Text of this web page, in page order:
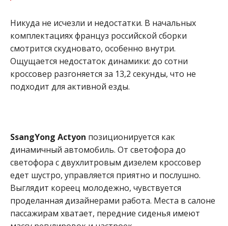
Никуда не исчезли и недостатки. В начальных
комплектациях француз российской сборки
смотрится скудновато, особенно внутри.
Ощущается недостаток динамики: до сотни
кроссовер разгоняется за 13,2 секунды, что не
подходит для активной езды.
SsangYong Actyon позиционируется как
динамичный автомобиль. От светофора до
светофора с двухлитровым дизелем кроссовер
едет шустро, управляется приятно и послушно.
Выглядит кореец молодежно, чувствуется
проделанная дизайнерами работа. Места в салоне
пассажирам хватает, передние сиденья имеют